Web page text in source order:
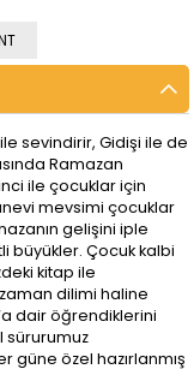
sevindirir, Gidişi ile de
Ramazan
ile çocuklar için
mevsimi çocuklar
gelişini iple
büyükler. Çocuk kalbi
kitap ile
zaman dilimi haline
dair öğrendiklerini
sürurumuz
güne özel hazırlanmış